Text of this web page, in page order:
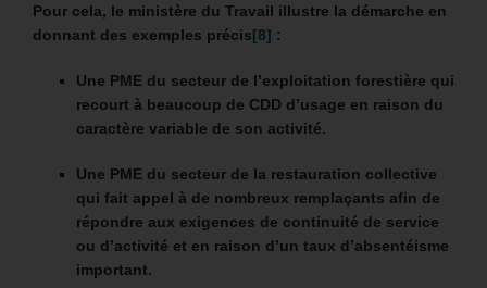
Pour cela, le ministère du Travail illustre la démarche en
donnant des exemples précis[8] :
Une PME du secteur de l’exploitation forestière qui
recourt à beaucoup de CDD d’usage en raison du
caractère variable de son activité.
Une PME du secteur de la restauration collective
qui fait appel à de nombreux remplaçants afin de
répondre aux exigences de continuité de service
ou d’activité et en raison d’un taux d’absentéisme
important.